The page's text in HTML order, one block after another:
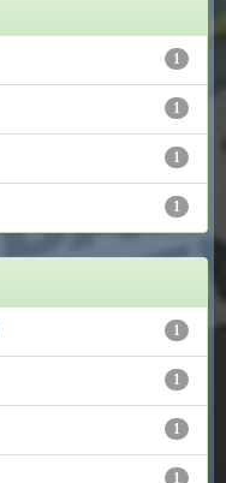
1
1
1
1
1
1
1
1